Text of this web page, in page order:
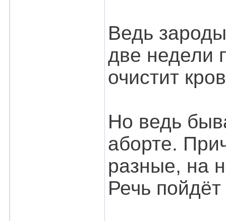
Ведь
две недели
очистит
Но ведь
аборте.
разные, на
Речь